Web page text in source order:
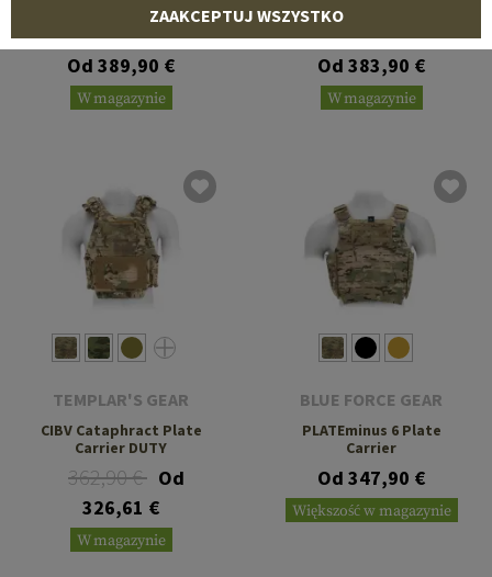
Pack Zip-On Panel 2.0
Od 389,90 €
W magazynie
Jumpable Plate Carrier
JPC
Od 383,90 €
W magazynie
TEMPLAR'S GEAR
CIBV Cataphract Plate
Carrier DUTY
362,90 € Od
326,61 €
W magazynie
BLUE FORCE GEAR
PLATEminus 6 Plate
Carrier
Od 347,90 €
Większość w magazynie
ZAAKCEPTUJ WSZYSTKO